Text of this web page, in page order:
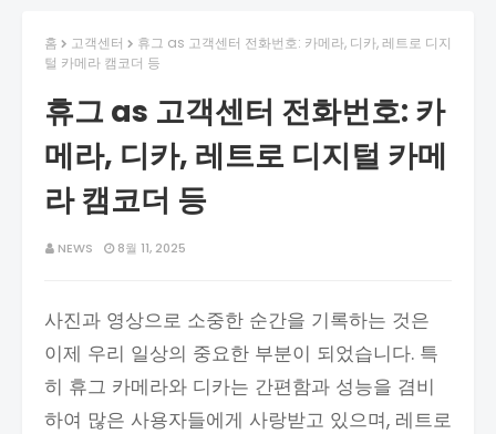
홈 고객센터
휴그 as 고객센터 전화번호: 카메라, 디카, 레트로 디지
털 카메라 캠코더 등
휴그 as 고객센터 전화번호: 카
메라, 디카, 레트로 디지털 카메
라 캠코더 등
NEWS 8월 11, 2025
사진과 영상으로 소중한 순간을 기록하는 것은
이제 우리 일상의 중요한 부분이 되었습니다. 특
히 휴그 카메라와 디카는 간편함과 성능을 겸비
하여 많은 사용자들에게 사랑받고 있으며, 레트로